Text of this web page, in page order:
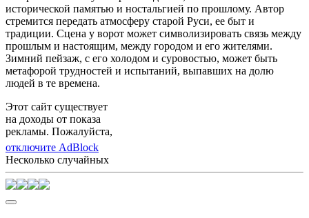
исторической памятью и ностальгией по прошлому. Автор
стремится передать атмосферу старой Руси, ее быт и
традиции. Сцена у ворот может символизировать связь между
прошлым и настоящим, между городом и его жителями.
Зимний пейзаж, с его холодом и суровостью, может быть
метафорой трудностей и испытаний, выпавших на долю
людей в те времена.
Этот сайт существует
на доходы от показа
рекламы. Пожалуйста,
отключите AdBlock
Несколько случайных